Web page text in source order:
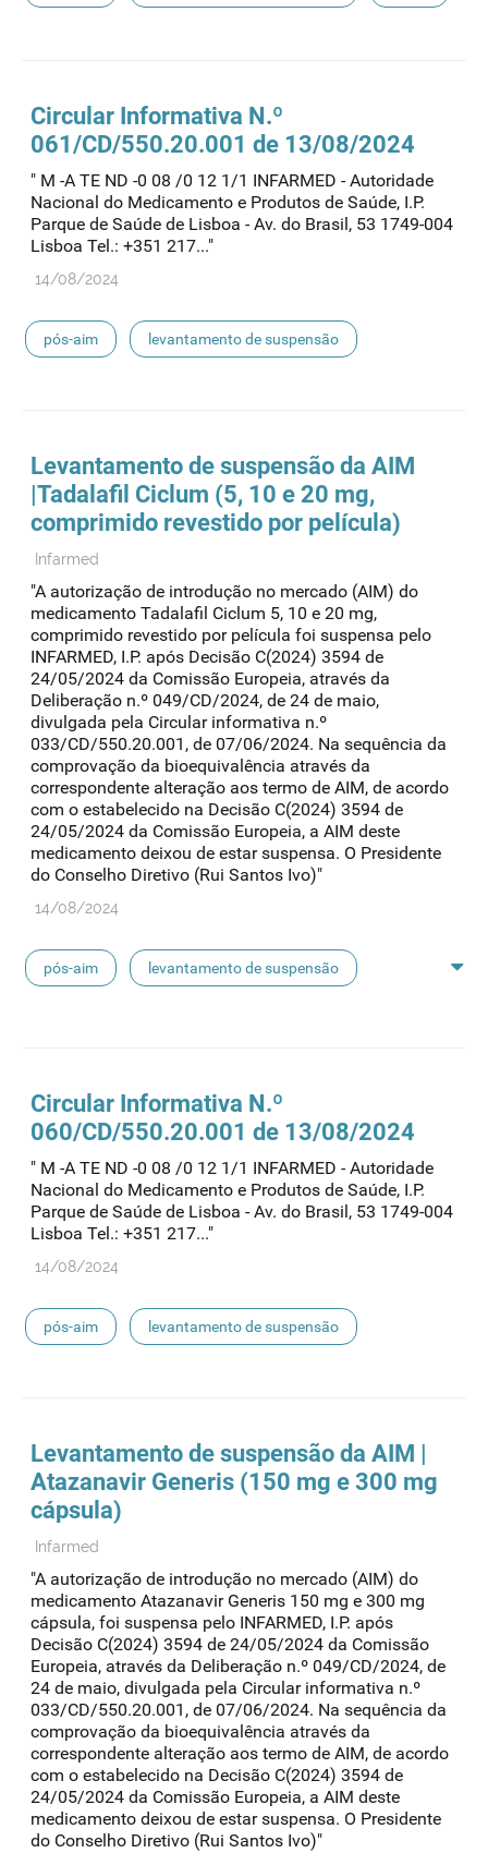
Circular Informativa N.º
061/CD/550.20.001 de 13/08/2024
" M -A TE ND -0 08 /0 12 1/1 INFARMED - Autoridade
Nacional do Medicamento e Produtos de Saúde, I.P.
Parque de Saúde de Lisboa - Av. do Brasil, 53 1749-004
Lisboa Tel.: +351 217..."
14/08/2024
pós-aim levantamento de suspensão
Levantamento de suspensão da AIM
|Tadalafil Ciclum (5, 10 e 20 mg,
comprimido revestido por película)
Infarmed
"A autorização de introdução no mercado (AIM) do
medicamento Tadalafil Ciclum 5, 10 e 20 mg,
comprimido revestido por película foi suspensa pelo
INFARMED, I.P. após Decisão C(2024) 3594 de
24/05/2024 da Comissão Europeia, através da
Deliberação n.º 049/CD/2024, de 24 de maio,
divulgada pela Circular informativa n.º
033/CD/550.20.001, de 07/06/2024. Na sequência da
comprovação da bioequivalência através da
correspondente alteração aos termo de AIM, de acordo
com o estabelecido na Decisão C(2024) 3594 de
24/05/2024 da Comissão Europeia, a AIM deste
medicamento deixou de estar suspensa. O Presidente
do Conselho Diretivo (Rui Santos Ivo)"
14/08/2024
pós-aim levantamento de suspensão
Circular Informativa N.º
060/CD/550.20.001 de 13/08/2024
" M -A TE ND -0 08 /0 12 1/1 INFARMED - Autoridade
Nacional do Medicamento e Produtos de Saúde, I.P.
Parque de Saúde de Lisboa - Av. do Brasil, 53 1749-004
Lisboa Tel.: +351 217..."
14/08/2024
pós-aim levantamento de suspensão
Levantamento de suspensão da AIM |
Atazanavir Generis (150 mg e 300 mg
cápsula)
Infarmed
"A autorização de introdução no mercado (AIM) do
medicamento Atazanavir Generis 150 mg e 300 mg
cápsula, foi suspensa pelo INFARMED, I.P. após
Decisão C(2024) 3594 de 24/05/2024 da Comissão
Europeia, através da Deliberação n.º 049/CD/2024, de
24 de maio, divulgada pela Circular informativa n.º
033/CD/550.20.001, de 07/06/2024. Na sequência da
comprovação da bioequivalência através da
correspondente alteração aos termo de AIM, de acordo
com o estabelecido na Decisão C(2024) 3594 de
24/05/2024 da Comissão Europeia, a AIM deste
medicamento deixou de estar suspensa. O Presidente
do Conselho Diretivo (Rui Santos Ivo)"